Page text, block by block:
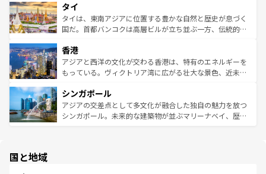
リティに包まれながら、韓国の多彩な魅力を心ゆくまで味
わってみてほしい。 なお、新着の韓国情報はコンテンツ一
覧を参照してほしい。
急速な発展と共に伝統が息づく。ハノイの古い町並みやホ
ーチミン市のフランス統治時代の建物も、独特の雰囲気を
醸し出している。また、バラエティの豊かさとおいしさで
とつ。フォーやバインミー、ベトナムコーヒーなどは、ぜ
ひ現地で味わいたい。どの地域を訪れてもあたたかい人々
が旅行者を迎えてくれるので、きっと忘れられない旅にな
参照してほしい。
タイ
タイは、東南アジアに位置する豊かな自然と歴史が息づく
国だ。首都バンコクは高層ビルが立ち並ぶ一方、伝統的な
の活気が交差している。北部ではチェンマイなどの山岳地
帯で自然と触れ合い、南部ではプーケットやクラビの美し
いビーチでリゾート気分を楽しむことができる。タイ料理
激する。気候は一年中温暖で、どの季節にも異なる楽しみ
が待っている。親しみやすいタイの人々、仏教を中心とし
た文化、そして多様な観光資源が、訪れる旅人を魅了し続
香港
アジアと西洋の文化が交わる香港は、特有のエネルギーを
もっている。ヴィクトリア湾に広がる壮大な景色、近未来
み、どこを訪れても感動するはず。観光スポットが密集し
ており、効率よく見どころを回れるのも魅力。息をのむよ
うな絶景から文化的な体験まで、香港を存分に楽しみ尽く
シンガポール
アジアの交差点として多文化が融合した独自の魅力を放つ
シンガポール。未来的な建築物が並ぶマリーナベイ、歴史
国と地域